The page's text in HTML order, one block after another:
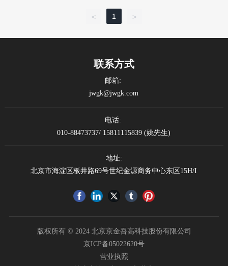
< 1 >
联系方式
邮箱:
jwgk@jwgk.com
电话:
010-88473737/ 15811115839 (姚先生)
地址:
北京市海淀区板井路69号世纪金源商务中心东区15H/I
版权所有 © 2024 北京京金吾高科技股份有限公司
京ICP备05022620号
营业执照